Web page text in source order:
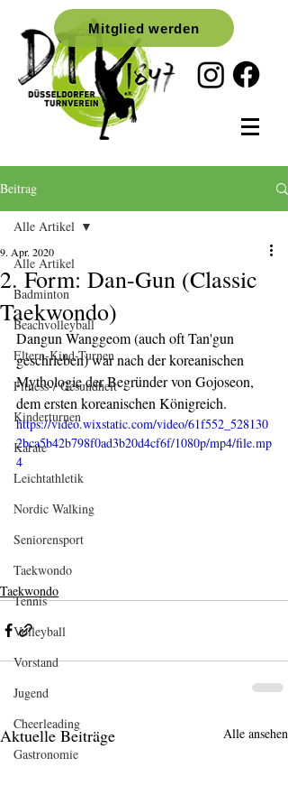
Mitglied werden
Beitrag
Alle Artikel
Badminton
Beachvolleyball
Eltern-Kind-Turnen
Fitness-/ Gesundheit
Kinderturnen
Karate
Leichtathletik
Nordic Walking
Seniorensport
Taekwondo
Tennis
Volleyball
Vorstand
Jugend
Cheerleading
Gastronomie
Alle Artikel
2. Form: Dan-Gun (Classic
Taekwondo)
9. Apr. 2020
Dangun Wanggeom (auch oft Tan'gun
geschrieben) war nach der koreanischen
Mythologie der Begründer von Gojoseon,
dem ersten koreanischen Königreich.
https://video.wixstatic.com/video/61f552_528130
2bca5b42b798f0ad3b20d4cf6f/1080p/mp4/file.mp
4
Taekwondo
Aktuelle Beiträge Alle ansehen